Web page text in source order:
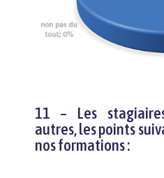
11 – Les
autres, les points
nos formations :